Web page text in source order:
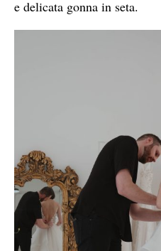
e delicata gonna in seta.